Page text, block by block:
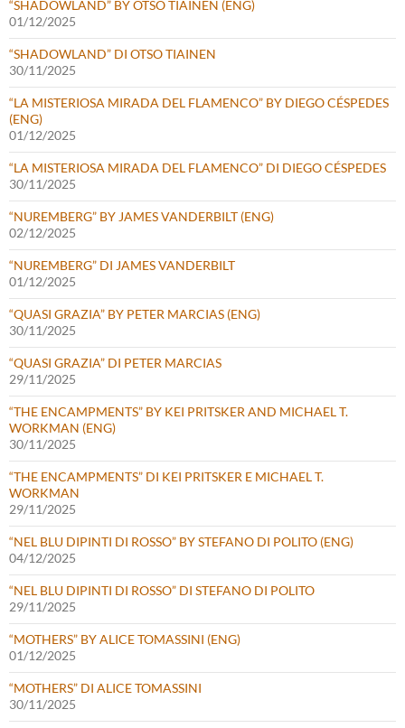
“SHADOWLAND” BY OTSO TIAINEN (ENG)
01/12/2025
“SHADOWLAND” DI OTSO TIAINEN
30/11/2025
“LA MISTERIOSA MIRADA DEL FLAMENCO” BY DIEGO CÉSPEDES
(ENG)
01/12/2025
“LA MISTERIOSA MIRADA DEL FLAMENCO” DI DIEGO CÉSPEDES
30/11/2025
“NUREMBERG” BY JAMES VANDERBILT (ENG)
02/12/2025
“NUREMBERG” DI JAMES VANDERBILT
01/12/2025
“QUASI GRAZIA” BY PETER MARCIAS (ENG)
30/11/2025
“QUASI GRAZIA” DI PETER MARCIAS
29/11/2025
“THE ENCAMPMENTS” BY KEI PRITSKER AND MICHAEL T.
WORKMAN (ENG)
30/11/2025
“THE ENCAMPMENTS” DI KEI PRITSKER E MICHAEL T.
WORKMAN
29/11/2025
“NEL BLU DIPINTI DI ROSSO” BY STEFANO DI POLITO (ENG)
04/12/2025
“NEL BLU DIPINTI DI ROSSO” DI STEFANO DI POLITO
29/11/2025
“MOTHERS” BY ALICE TOMASSINI (ENG)
01/12/2025
“MOTHERS” DI ALICE TOMASSINI
30/11/2025